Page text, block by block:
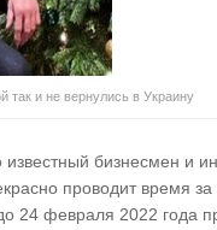
так и не вернулись в Украину
известный бизнесмен и
проводит время за
24 февраля 2022 года